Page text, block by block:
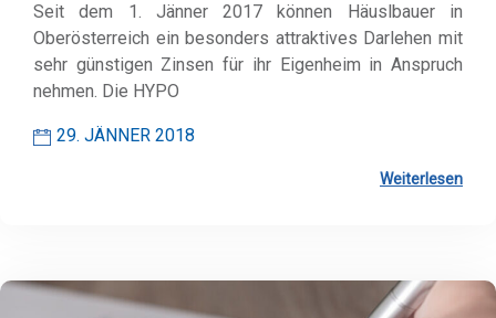
Seit dem 1. Jänner 2017 können Häuslbauer in
Oberösterreich ein besonders attraktives Darlehen mit
sehr günstigen Zinsen für ihr Eigenheim in Anspruch
nehmen. Die HYPO
29. JÄNNER 2018
Weiterlesen